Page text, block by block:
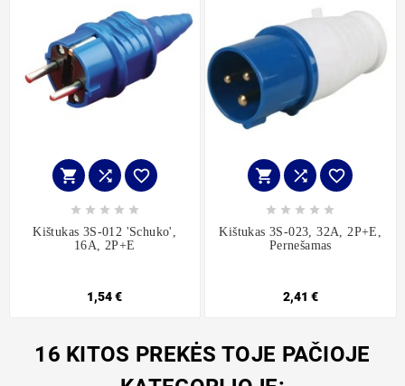
  
    
Kištukas 3S-012 'schuko',
16A, 2P+E
1,54 €
  
    
Kištukas 3S-023, 32A, 2P+E,
Pernešamas
2,41 €
16 KITOS PREKĖS TOJE PAČIOJE